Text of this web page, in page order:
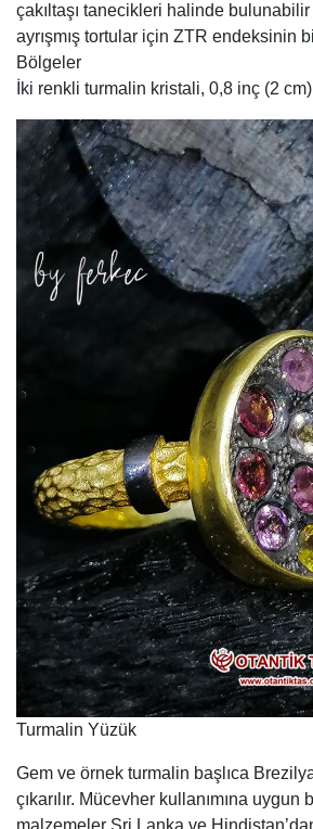
çakıltaşı tanecikleri halinde
ayrışmış tortular için ZTR endeksinin
Bölgeler
İki renkli turmalin kristali, 0,8 inç (2
Turmalin Yüzük
Gem ve örnek turmalin başlıca
çıkarılır. Mücevher kullanımına uygun
malzemeler Sri Lanka ve